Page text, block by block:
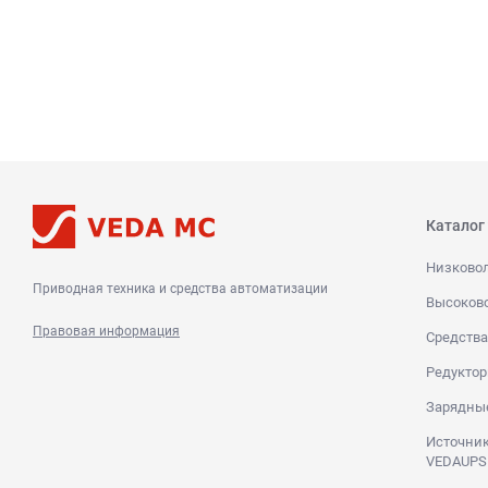
Приводная техника и средства автоматизации
Правовая информация
VEDAUPS